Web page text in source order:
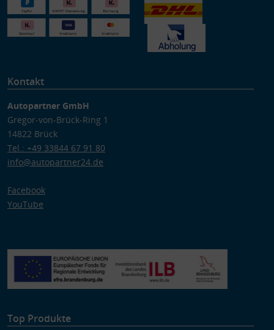
Kontakt
Autopartner GmbH
Gregor-von-Brück-Ring 1
14822 Brück
Tel.: +49 33844 67 91 80
info@autopartner24.de
Facebook
YouTube
Top Produkte